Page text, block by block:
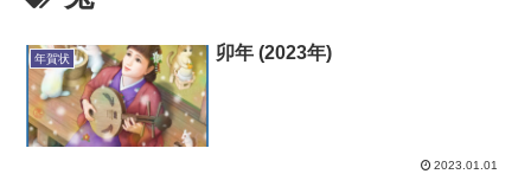
年賀状 卯年 (2023年)
2023.01.01